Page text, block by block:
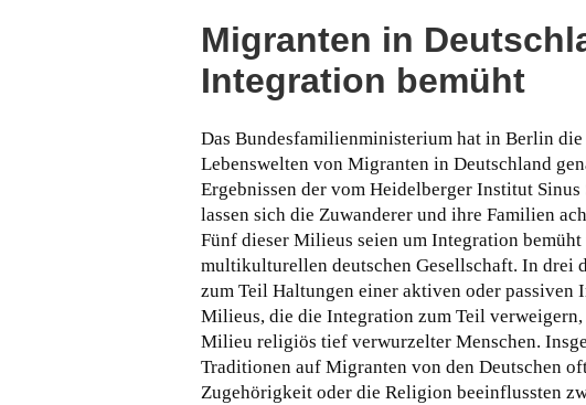
Migranten in
Integration bemüht
Das Bundesfamilienministerium hat in Berlin
Lebenswelten von Migranten in Deutschland
Ergebnissen der vom Heidelberger Institut
lassen sich die Zuwanderer und ihre Familien
Fünf dieser Milieus seien um Integration
multikulturellen deutschen Gesellschaft. In drei
zum Teil Haltungen einer aktiven oder passiven
Milieus, die die Integration zum Teil
Milieu religiös tief verwurzelter Menschen.
Traditionen auf Migranten von den Deutschen
Zugehörigkeit oder die Religion beeinflussten